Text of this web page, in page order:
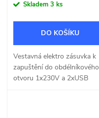
o
u
k
o
d
u
Skladem 3 ks
DO KOŠÍKU
Vestavná elektro zásuvka k
zapuštění do obdélníkového
otvoru 1x230V a 2xUSB